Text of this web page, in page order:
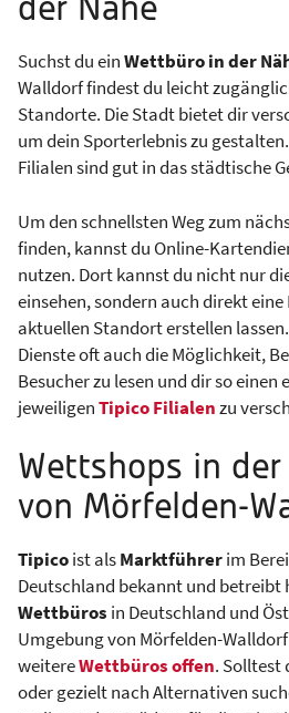
der Nähe
Suchst du einWettbüro in der
Walldorf findest du leicht
Standorte. Die Stadt bietet dir
um dein Sporterlebnis zu
Filialen sind gut in das städtische
Um den schnellsten Weg zum
finden, kannst du Online-
nutzen. Dort kannst du nicht nur
einsehen, sondern auch direkt
aktuellen Standort erstellen
Dienste oft auch die Möglichkeit,
Besucher zu lesen und dir so
jeweiligenTipico Filialenzu
Wettshops in der
von Mörfelden-
Tipicoist alsMarktführerim
Deutschland bekannt und betreibt
Wettbüros in Deutschland und
Umgebung von Mörfelden-
weitereWettbüros offen. Solltest
oder gezielt nach Alternativen